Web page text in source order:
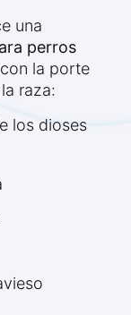
una
perros
la porte
raza:
los dioses